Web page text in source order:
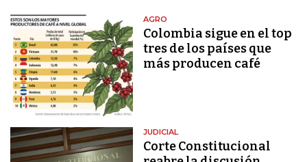
AGRO
Colombia sigue en el top
tres de los países que
más producen café
JUDICIAL
Corte Constitucional